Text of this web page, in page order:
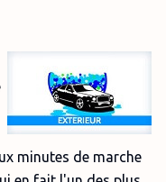
minutes de marche